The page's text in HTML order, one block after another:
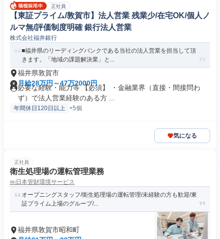
正社員
【東証プライム/敦賀市】法人営業 残業少/在宅OK/個人ノ
ルマ無/評価制度明確 銀行法人営業
株式会社福井銀行
■福井県のリーディングバンクである当社の法人営業を担当して頂
きます。「地域の課題解決業」と...
福井県敦賀市
月給28万円～47万2000円
必要な経験・能力等 【必須】 ・金融業界（直接・間接問わ
ず）で法人営業経験のある方 ...
年間休日120日以上 +5個
気になる
正社員
衛生処理場の運転管理業務
㈱日本管財環境サービス
オープニングスタッフ/衛生処理場の運転管理/未経験の方も歓迎/東
証プライム上場のグループ/...
福井県敦賀市昭和町